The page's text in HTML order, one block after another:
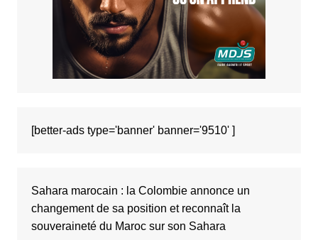
[better-ads type='banner' banner='9510' ]
Sahara marocain : la Colombie annonce un
changement de sa position et reconnaît la
souveraineté du Maroc sur son Sahara